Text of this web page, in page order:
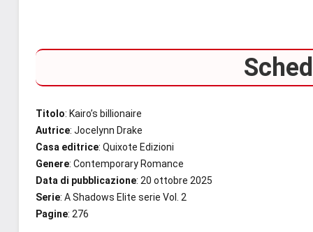
Titolo: Kairo’s billionaire
Autrice: Jocelynn Drake
Casa editrice: Quixote Edizioni
Genere: Contemporary Romance
Data di pubblicazione: 20 ottobre 2025
Serie: A Shadows Elite serie Vol. 2
Pagine: 276